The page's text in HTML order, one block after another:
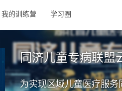
我的训练营 学习圈
同济儿童专病联盟
为实现区域儿童医疗服务